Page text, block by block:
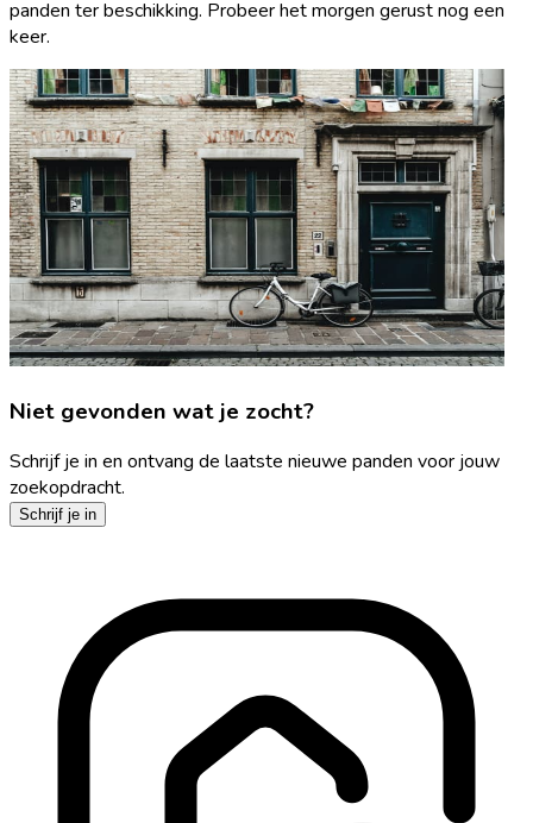
panden ter beschikking. Probeer het morgen gerust nog een
keer.
Niet gevonden wat je zocht?
Schrijf je in en ontvang de laatste nieuwe panden voor jouw
zoekopdracht.
Schrijf je in